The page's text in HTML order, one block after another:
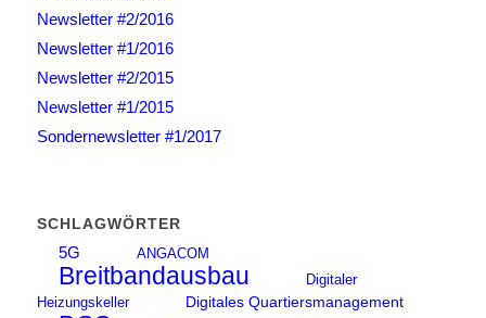
Newsletter #2/2016
Newsletter #1/2016
Newsletter #2/2015
Newsletter #1/2015
Sondernewsletter #1/2017
SCHLAGWÖRTER
5G ANGACOM
Breitbandausbau
Digitaler
Heizungskeller
Digitales Quartiersmanagement